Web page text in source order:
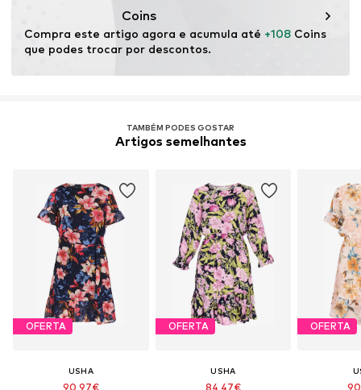
Coins
Compra este artigo agora e acumula até +108 Coins
que podes trocar por descontos.
TAMBÉM PODES GOSTAR
Artigos semelhantes
OFERTA
USHA
90,97€
OFERTA
USHA
84,47€
OFERTA